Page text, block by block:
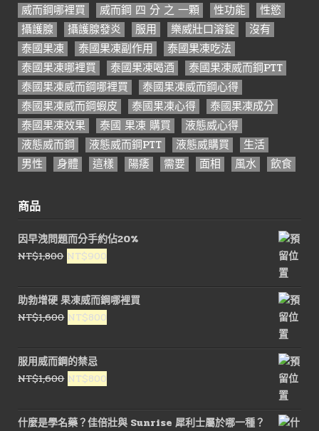
威而鋼哪裡買
威而鋼 四 分 之 一顆 性功能
性慾
攝護腺
攝護腺發炎 服用 樂威壯口溶錠
沒有
泰國果凍
泰國果凍副作用
泰國果凍吃法
泰國果凍哪裡買
泰國果凍喝酒
泰國果凍威而鋼PTT
泰國果凍威而鋼哪裡買
泰國果凍威而鋼心得
泰國果凍威而鋼蝦皮
泰國果凍心得
泰國果凍成分
泰國果凍效果
泰國 果凍 購買
液態威心得
液態威而鋼
液態威而鋼PTT 液態威購買
生活
男性
身體 這樣 陽痿 需要 面相 風水 飲食
商品
因早洩問題而分手約佔20%
NT$1,800 原
價
格：
NT$1,800。
NT$900
價
格：
NT$900。
助勃增硬 果凍威而鋼哪裡買
NT$1,600 原
價
格：
NT$1,600。
NT$800
價
格：
NT$800。
服用威而鋼的禁忌
NT$1,600 原
價
NT$800
價
什麼是學名藥？佳倍壯與 Sunrise 犀利士屬於哪一種？